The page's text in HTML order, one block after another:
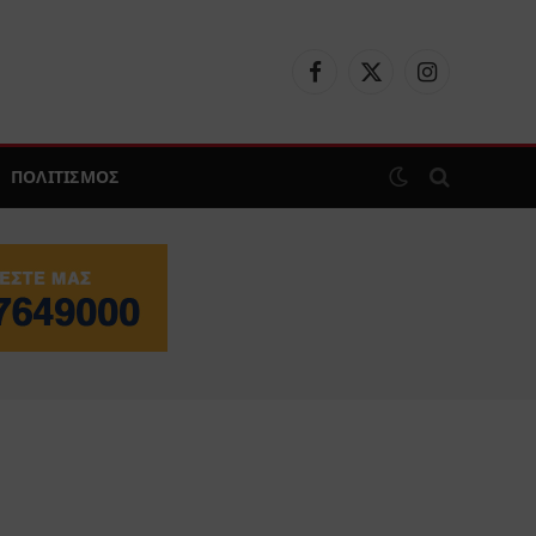
Facebook
X
Instagram
ΠΟΛΙΤΙΣΜΟΣ